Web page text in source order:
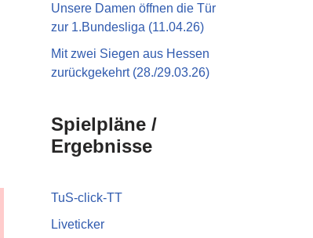
Unsere Damen öffnen die Tür
zur 1.Bundesliga (11.04.26)
Mit zwei Siegen aus Hessen
zurückgekehrt (28./29.03.26)
Spielpläne /
Ergebnisse
TuS-click-TT
Liveticker